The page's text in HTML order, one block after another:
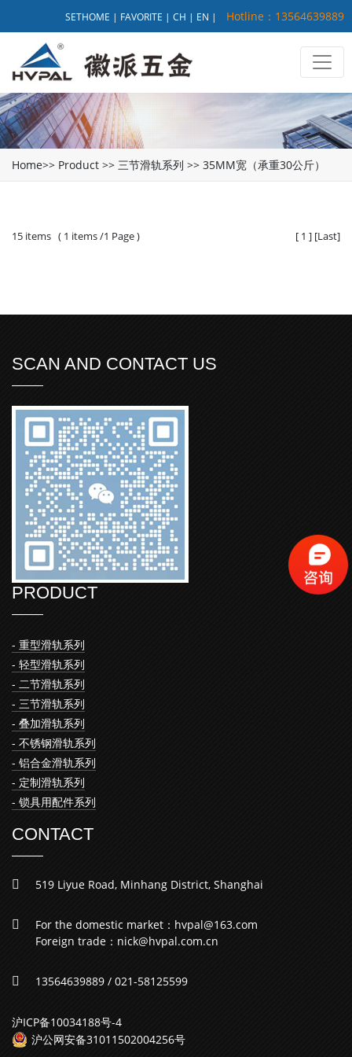
SETHOME | FAVORITE | CH | EN | Hotline：13564639889
Home>> Product >> 三节滑轨系列 >> 35MM宽（承重30公斤）
15 items ( 1 items /1 Page ) [ 1 ] [Last]
SCAN AND CONTACT US
PRODUCT
- 重型滑轨系列
- 轻型滑轨系列
- 二节滑轨系列
- 三节滑轨系列
- 叠加滑轨系列
- 不锈钢滑轨系列
- 铝合金滑轨系列
- 定制滑轨系列
- 锁具用配件系列
CONTACT
519 Liyue Road, Minhang District, Shanghai
For the domestic market：hvpal@163.com
Foreign trade：nick@hvpal.com.cn
13564639889 / 021-58125599
沪ICP备10034188号-4
沪公网安备31011502004256号